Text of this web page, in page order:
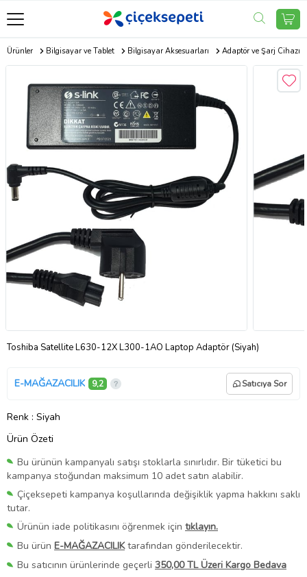
Ürünler Bilgisayar ve Tablet Bilgisayar Aksesuarları Adaptör ve Şarj Cihazı
Toshiba Satellite L630-12X L300-1AO Laptop Adaptör (Siyah)
E-MAĞAZACILIK 9,2 Satıcıya Sor
Renk : Siyah
Ürün Özeti
Bu ürünün kampanyalı satışı stoklarla sınırlıdır. Bir tüketici bu
kampanya stoğundan maksimum 10 adet satın alabilir.
Çiçeksepeti kampanya koşullarında değişiklik yapma hakkını saklı
tutar.
Ürünün iade politikasını öğrenmek için tıklayın.
Bu ürün E-MAĞAZACILIKtarafından gönderilecektir.
Bu satıcının ürünlerinde geçerli 350,00 TL Üzeri Kargo Bedava